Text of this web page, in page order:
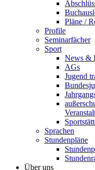
Pläne /
Profile
Seminarfächer
Sport
News &
AGs
Jugend
Sprachen
Stundenpläne
Über uns